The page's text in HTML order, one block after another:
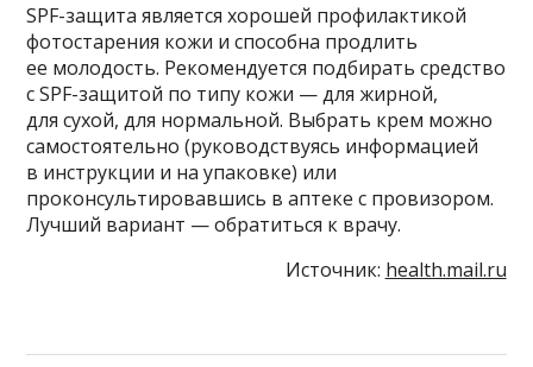
SPF-защита является хорошей профилактикой
фотостарения кожи и способна продлить
ее молодость. Рекомендуется подбирать средство
с SPF-защитой по типу кожи — для жирной,
для сухой, для нормальной. Выбрать крем можно
самостоятельно (руководствуясь информацией
в инструкции и на упаковке) или
проконсультировавшись в аптеке с провизором.
Лучший вариант — обратиться к врачу.
Источник: health.mail.ru